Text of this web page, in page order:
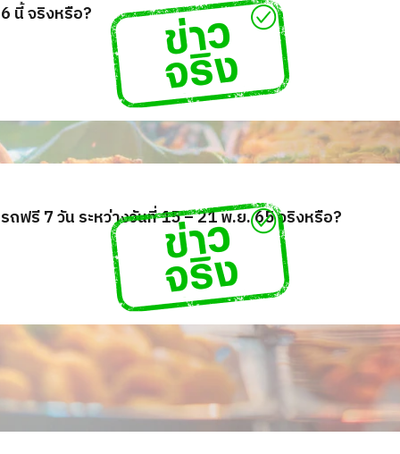
นี้ จริงหรือ?
ฟรี 7 วัน ระหว่างวันที่ 15 – 21 พ.ย. 65 จริงหรือ?